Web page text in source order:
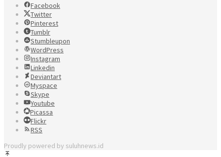
Facebook
Twitter
Pinterest
Tumblr
Stumbleupon
WordPress
Instagram
Linkedin
Deviantart
Myspace
Skype
Youtube
Picassa
Flickr
RSS
Proudly powered by suluhnews.id